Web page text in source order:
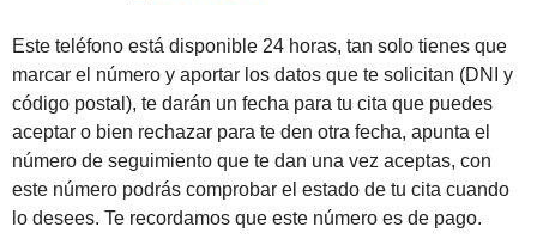
Este teléfono está disponible 24 horas, tan solo tienes que
marcar el número y aportar los datos que te solicitan (DNI y
código postal), te darán un fecha para tu cita que puedes
aceptar o bien rechazar para te den otra fecha, apunta el
número de seguimiento que te dan una vez aceptas, con
este número podrás comprobar el estado de tu cita cuando
lo desees. Te recordamos que este número es de pago.